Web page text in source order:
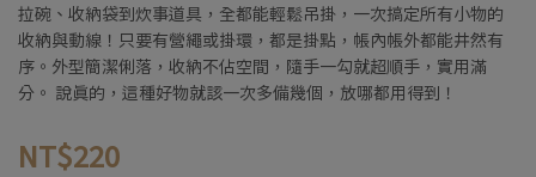
拉碗、收納袋到炊事道具，全都能輕鬆吊掛，一次搞定所有小物的
收納與動線！只要有營繩或掛環，都是掛點，帳內帳外都能井然有
序。外型簡潔俐落，收納不佔空間，隨手一勾就超順手，實用滿
分。 說真的，這種好物就該一次多備幾個，放哪都用得到！
NT$220